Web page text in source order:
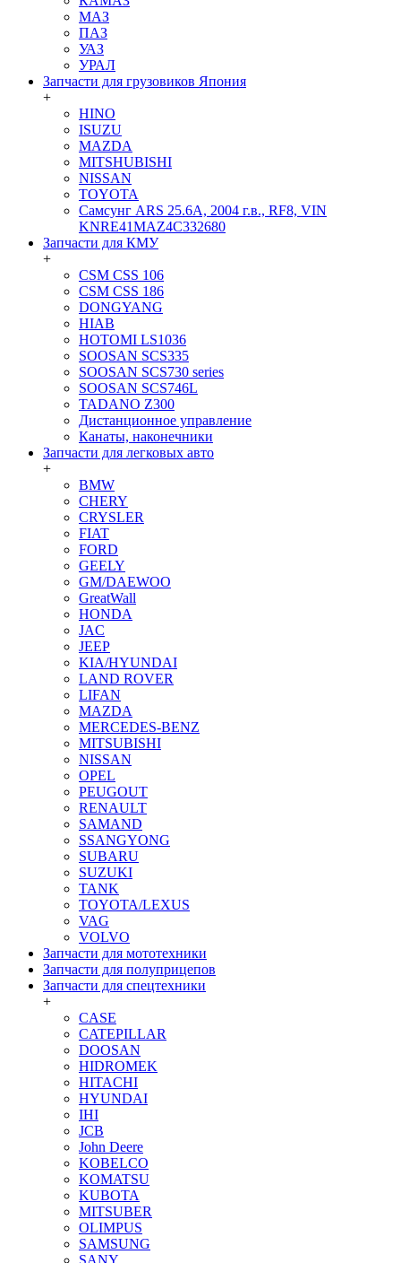
МАЗ
ПАЗ
УАЗ
УРАЛ
Запчасти для грузовиков Япония
+
HINO
ISUZU
MAZDA
MITSHUBISHI
NISSAN
TOYOTA
Самсунг ARS 25.6A, 2004 г.в., RF8, VIN
KNRE41MAZ4C332680
Запчасти для КМУ
+
CSM CSS 106
CSM CSS 186
DONGYANG
HIAB
HOTOMI LS1036
SOOSAN SCS335
SOOSAN SCS730 series
SOOSAN SCS746L
TADANO Z300
Дистанционное управление
Канаты, наконечники
Запчасти для легковых авто
+
BMW
CHERY
CRYSLER
FIAT
FORD
GEELY
GM/DAEWOO
GreatWall
HONDA
JAC
JEEP
KIA/HYUNDAI
LAND ROVER
LIFAN
MAZDA
MERCEDES-BENZ
MITSUBISHI
NISSAN
OPEL
PEUGOUT
RENAULT
SAMAND
SSANGYONG
SUBARU
SUZUKI
TANK
TOYOTA/LEXUS
VAG
VOLVO
Запчасти для мототехники
Запчасти для полуприцепов
Запчасти для спецтехники
+
CASE
CATEPILLAR
DOOSAN
HIDROMEK
HITACHI
HYUNDAI
IHI
JCB
John Deere
KOBELCO
KOMATSU
KUBOTA
MITSUBER
OLIMPUS
SAMSUNG